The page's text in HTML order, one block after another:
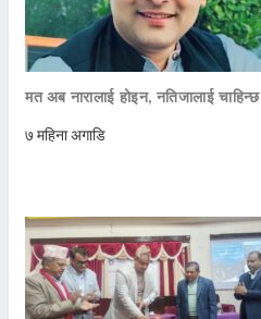
मत अब नारालाई होइन, नतिजालाई चाहिन्छ
७ महिना अगाडि